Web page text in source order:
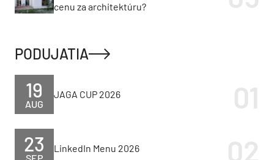
cenu za architektúru?
PODUJATIA
AUG
19 JAGA CUP 2026
SEP
23 LinkedIn Menu 2026